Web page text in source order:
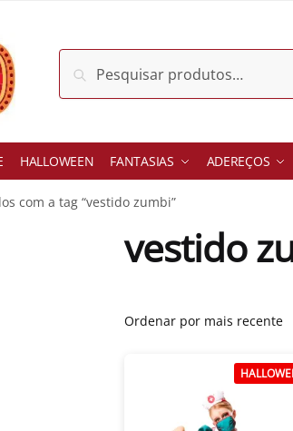
Pesquisar
por:
Pesquisar
HALLOWEEN FANTASIAS ADEREÇOS
com a tag “vestido zumbi”
vestido